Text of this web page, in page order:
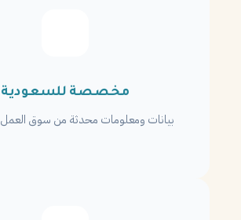
مخصصة للسعودية
بيانات ومعلومات محدثة من سوق